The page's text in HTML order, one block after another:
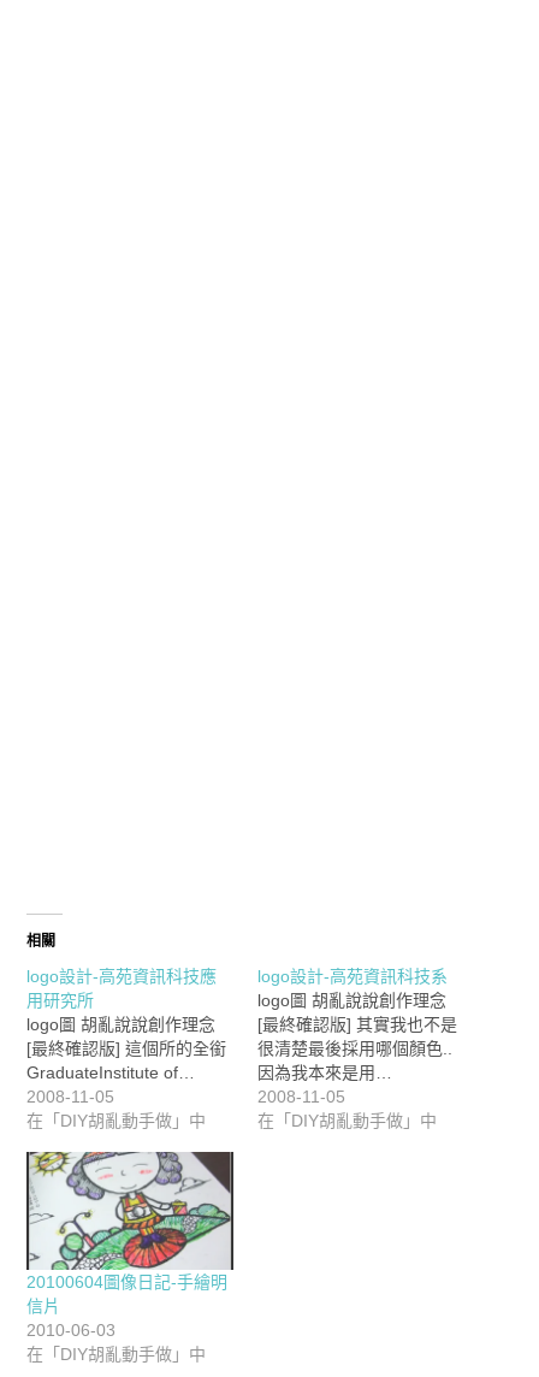
相關
logo設計-高苑資訊科技應
用研究所
logo圖 胡亂說說創作理念
[最終確認版] 這個所的全銜
GraduateInstitute of…
2008-11-05
在「DIY胡亂動手做」中
logo設計-高苑資訊科技系
logo圖 胡亂說說創作理念
[最終確認版] 其實我也不是
很清楚最後採用哪個顏色..
因為我本來是用…
2008-11-05
在「DIY胡亂動手做」中
20100604圖像日記-手繪明
信片
2010-06-03
在「DIY胡亂動手做」中